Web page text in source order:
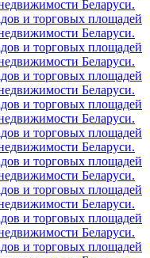
Беларуси.
и торговых площадей
Беларуси.
и торговых площадей
Беларуси.
и торговых площадей
Беларуси.
и торговых площадей
Беларуси.
и торговых площадей
Беларуси.
и торговых площадей
Беларуси.
и торговых площадей
Беларуси.
и торговых площадей
Беларуси.
и торговых площадей